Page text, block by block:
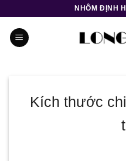
nội
NHÔM ĐỊNH
Kích thước